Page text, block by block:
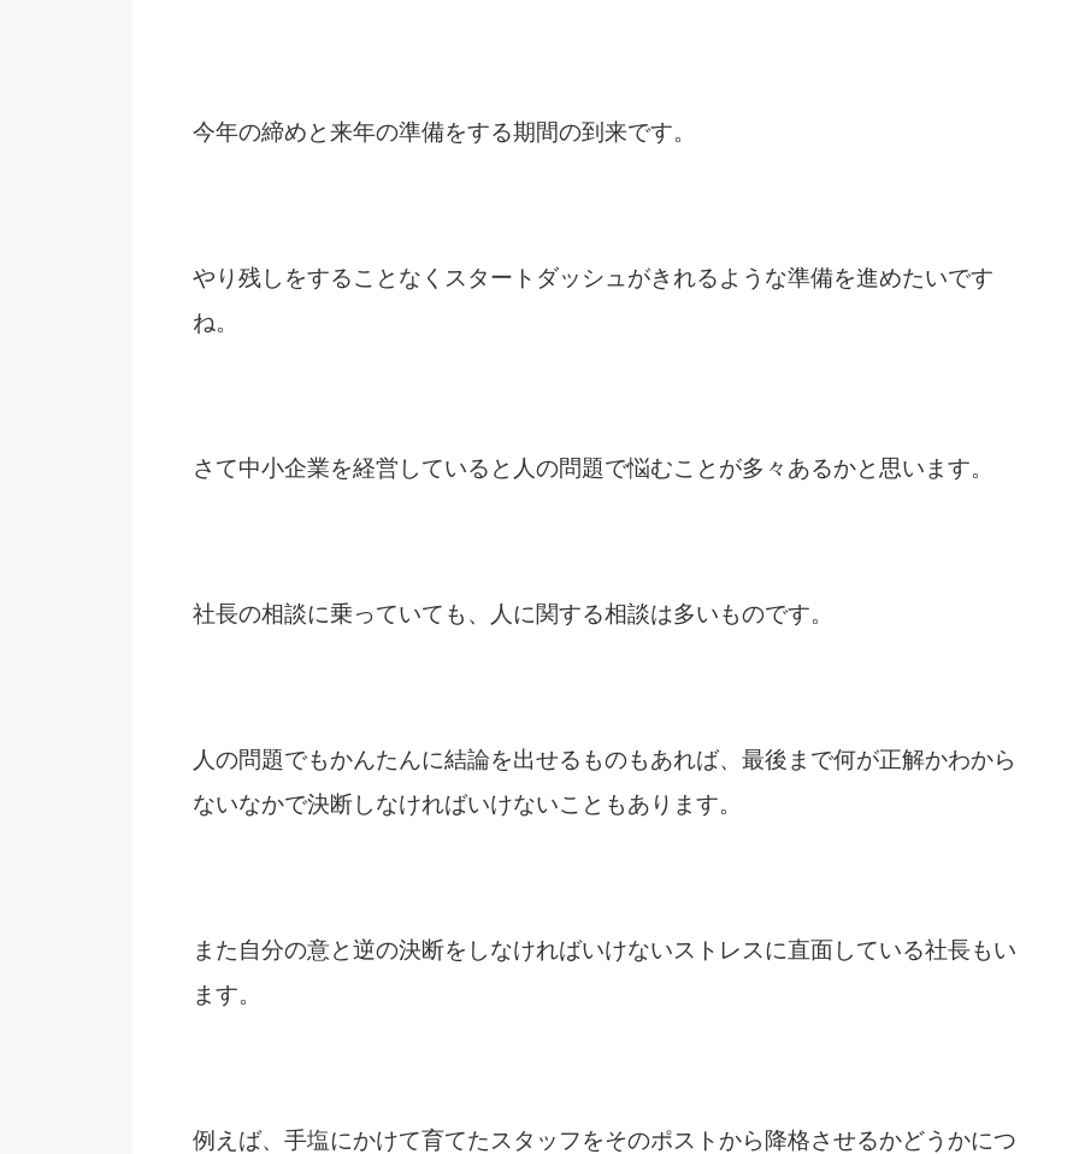
今年の締めと来年の準備をする期間の到来です。
やり残しをすることなくスタートダッシュがきれるような準備を進めたいです
ね。
さて中小企業を経営していると人の問題で悩むことが多々あるかと思います。
社長の相談に乗っていても、人に関する相談は多いものです。
人の問題でもかんたんに結論を出せるものもあれば、最後まで何が正解かわから
ないなかで決断しなければいけないこともあります。
また自分の意と逆の決断をしなければいけないストレスに直面している社長もい
ます。
例えば、手塩にかけて育てたスタッフをそのポストから降格させるかどうかにつ